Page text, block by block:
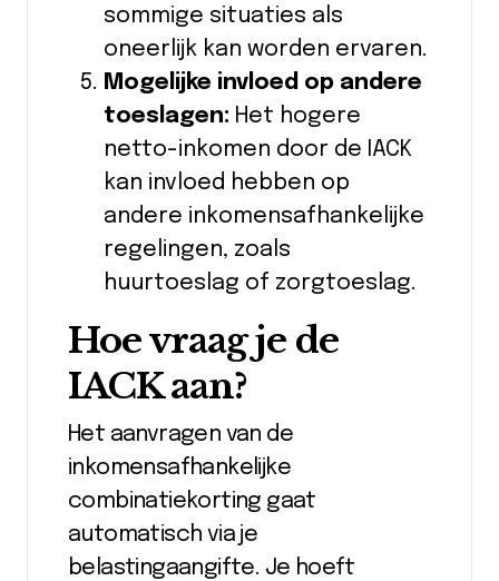
sommige situaties als
oneerlijk kan worden ervaren.
Mogelijke invloed op andere
toeslagen: Het hogere
netto-inkomen door de IACK
kan invloed hebben op
andere inkomensafhankelijke
regelingen, zoals
huurtoeslag of zorgtoeslag.
Hoe vraag je de
IACK aan?
Het aanvragen van de
inkomensafhankelijke
combinatiekorting gaat
automatisch via je
belastingaangifte. Je hoeft